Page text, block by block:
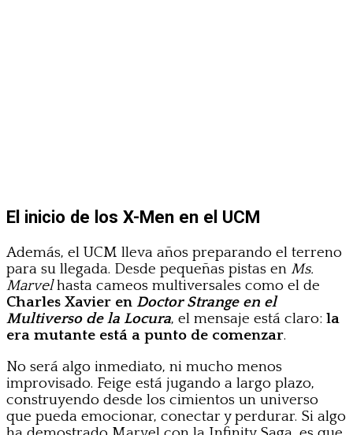
El inicio de los X-Men en el UCM
Además, el UCM lleva años preparando el terreno
para su llegada. Desde pequeñas pistas en Ms.
Marvelhasta cameos multiversales como el de
Charles Xavier en Doctor Strange en el
Multiverso de la Locura, el mensaje está claro: la
era mutante está a punto de comenzar.
No será algo inmediato, ni mucho menos
improvisado. Feige está jugando a largo plazo,
construyendo desde los cimientos un universo
que pueda emocionar, conectar y perdurar. Si algo